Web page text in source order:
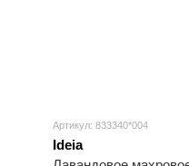
Артикул: 833340*004
Ideia